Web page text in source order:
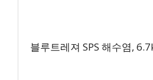
블루트레져 SPS 해수염,